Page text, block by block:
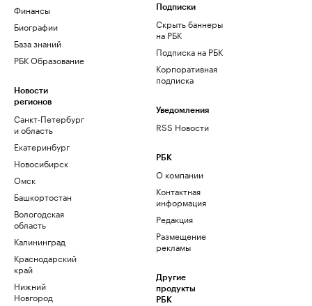
Финансы
Биографии
База знаний
РБК Образование
Новости
регионов
Санкт-Петербург
и область
Екатеринбург
Новосибирск
Омск
Башкортостан
Вологодская
область
Калининград
Краснодарский
край
Нижний
Новгород
Подписки
Скрыть баннеры
на РБК
Подписка на РБК
Корпоративная
подписка
Уведомления
RSS Новости
РБК
О компании
Контактная
информация
Редакция
Размещение
рекламы
Другие
продукты
РБК